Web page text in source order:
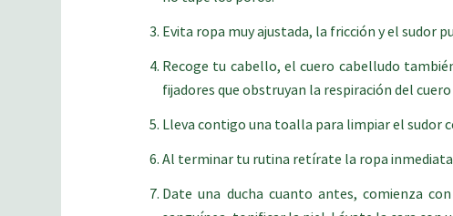
Evita ropa muy ajustada, la fricción y el sudor
Recoge tu cabello, el cuero cabelludo
fijadores que obstruyan la respiración del
Lleva contigo una toalla para limpiar el sudor
Al terminar tu rutina retírate la ropa
Date una ducha cuanto antes, comienza